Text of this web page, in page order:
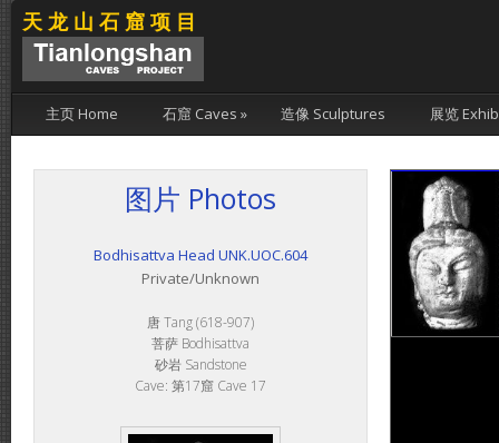
天龙山石窟项目
主页 Home 石窟 Caves » 造像 Sculptures 展览
图片 Photos
Bodhisattva Head UNK.UOC.604
Private/Unknown
唐 Tang (618-907)
菩萨 Bodhisattva
砂岩 Sandstone
Cave: 第17窟 Cave 17